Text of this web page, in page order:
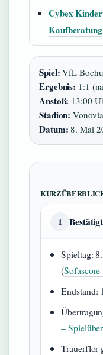
Cybex
Kaufberatung
Spiel: VfL
Ergebnis: 1:1
Anstoß: 13:00
Stadion:
Datum: 8. Mai
1
Spieltag:
(
Endstand:
–
Trauerflor